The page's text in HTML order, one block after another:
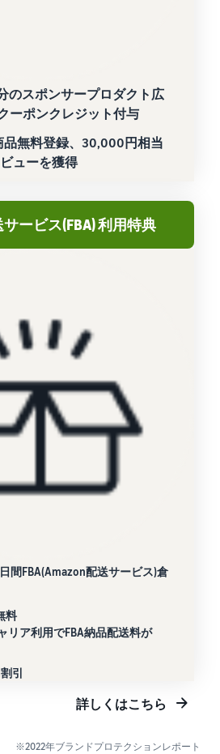
のスポンサープロダクト広
ーポンクレジット付与
品無料登録、30,000円相当
ューを獲得
ービス(FBA) 利用特典
間FBA(Amazon配送サービス)倉
料
リア利用でFBA納品配送料が
引
詳しくはこちら
※2022年ブランドプロテクションレポート